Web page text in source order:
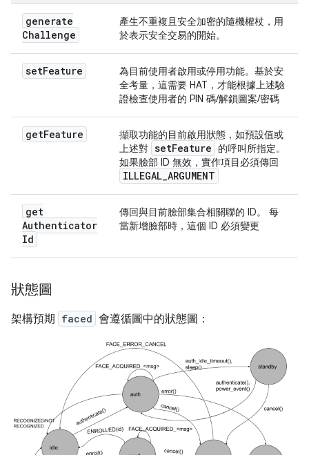
generate
Challenge
產生不重複且安全加密的隨機權杖，用
於表示安全交易的開始。
setFeature
為目前使用者啟用或停用功能。基於安
全考量，這需要 HAT，才能根據上述驗
證檢查使用者的 PIN 碼/解鎖圖案/密碼
getFeature
擷取功能的目前啟用狀態，如預設值或
上述對 setFeature
的呼叫所指定。
如果臉部 ID 無效，實作項目必須傳回
ILLEGAL_ARGUMENT
get
Authenticator
Id
傳回與目前臉部集合相關聯的 ID。 每
當新增臉部時，這個 ID 必須變更
狀態圖
架構預期 faced 會遵循圖中的狀態圖：